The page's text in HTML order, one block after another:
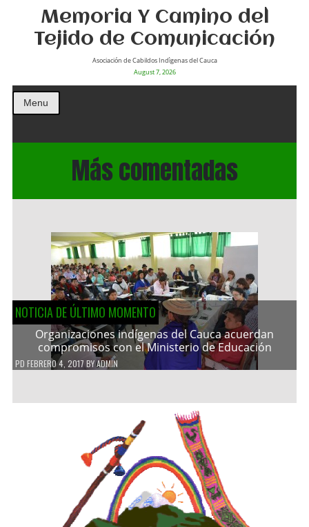
Memoria Y Camino del
Tejido de Comunicación
Asociación de Cabildos Indìgenas del Cauca
August 7, 2026
Menu
Más comentadas
NOTICIA DE ÚLTIMO MOMENTO
Organizaciones indígenas del Cauca acuerdan
compromisos con el Ministerio de Educación
PD FEBRERO 4, 2017 BYADMIN